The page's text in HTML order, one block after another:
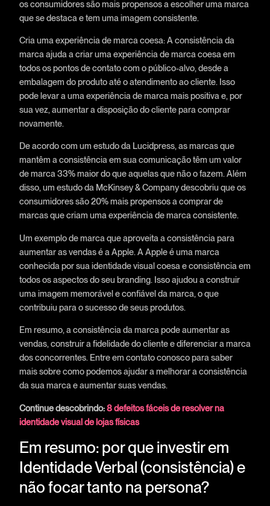
os consumidores são mais propensos a escolher uma marca
que se destaca e tem uma imagem consistente.
Cria uma experiência de marca coesa: A consistência da
marca ajuda a criar uma experiência de marca coesa em
todos os pontos de contato com o público-alvo, desde a
embalagem do produto até o atendimento ao cliente. Isso
pode levar a uma experiência de marca mais positiva e, por
sua vez, aumentar a disposição do cliente para comprar
novamente.
De acordo com um estudo da Lucidpress, as marcas que
mantêm a consistência em sua comunicação têm um valor
de marca 33% maior do que aquelas que não o fazem. Além
disso, um estudo da McKinsey & Company descobriu que os
consumidores são 20% mais propensos a comprar de
marcas que criam uma experiência de marca consistente.
Um exemplo de marca que aproveita a consistência para
aumentar as vendas é a Apple. A Apple é uma marca
conhecida por sua identidade visual coesa e consistência em
todos os aspectos do seu branding. Isso ajudou a construir
uma imagem memorável e confiável da marca, o que
contribuiu para o sucesso de seus produtos.
Em resumo, a consistência da marca pode aumentar as
vendas, construir a fidelidade do cliente e diferenciar a marca
dos concorrentes. Entre em contato conosco para saber
mais sobre como podemos ajudar a melhorar a consistência
da sua marca e aumentar suas vendas.
Continue descobrindo:8 defeitos fáceis de resolver na
identidade visual de lojas físicas
Em resumo: por que investir em
Identidade Verbal (consistência) e
não focar tanto na persona?